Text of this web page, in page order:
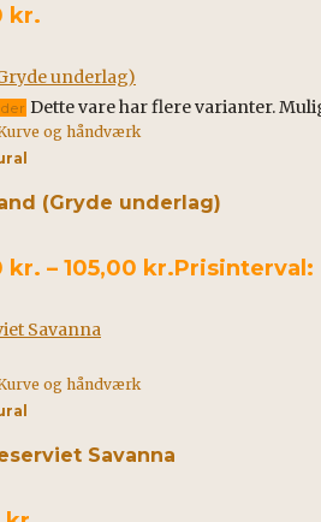
kr.
Dette vare har flere varianter.
og håndværk
(Gryde underlag)
kr. – 105,00 kr.Prisinterval:
og håndværk
Savanna